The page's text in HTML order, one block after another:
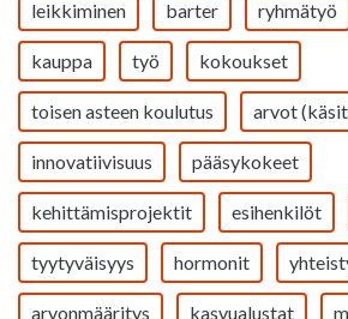
leikkiminen barter ryhmätyö
kauppa työ kokoukset
toisen asteen koulutus arvot
innovatiivisuus pääsykokeet
kehittämisprojektit esihenkilöt
tyytyväisyys hormonit
arvonmääritys kasvualustat